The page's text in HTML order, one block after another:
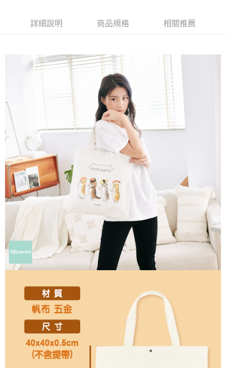
２．便利：只要手機號碼，簡訊認證，即可結帳。
１．於結帳方式選擇「AFTEE先享後付」後，將跳轉至「AFTEE先享後付」
結帳頁面，進行簡訊認證並確認金額後，即可完成結帳。
２．訂單成立數日內，您將收到繳費通知簡訊。
３．收到繳費通知簡訊後14天內，點擊此簡訊中的連結，可透過四大超商／
ATM／網路銀行／等多元方式進行付款，方視為交易完成。
※ 請注意：結帳手續完成當下不需立刻繳費，但若您需要取消訂單，請聯絡
購買商品的店家。未經商家同意取消之訂單仍視為有效，需透過AFTEE先享
後付繳納相關費用。
※ 交易是否成功請以「AFTEE先享後付 」之結帳頁面顯示為準，若有關於
是否繳費成功／繳費後需取消欲退款等相關疑問，請聯繫「AFTEE先享後付
客戶支援中心」
https://netprotections.freshdesk.com/support/home
【注意事項】
１．透過由恩沛科技股份有限公司提供之「AFTEE先享後付」服務完成之交
易，需依本服務之必要範圍內提供個人資料，並將交易相關給付款項請求債
權轉讓予恩沛科技股份有限公司。
２．關於個人資料處理事宜，請瀏覽以下網址：
https://aftee.tw/terms/#terms3
３．未成年的使用者請事先徵得法定代理人或監護人之同意方可使用
「AFTEE先享後付」，若未經同意申辦者引起之損失，本公司不負相關責
任。
４．使用「AFTEE先享後付」時，將依據個別帳號之用戶狀況，依本公司即
時審查核予不同之上限額度；若仍有額度不足之情形，本公司將視審查結果
請求用戶進行身份認證。
付款後全家取貨
每筆NT$60，滿NT$499(含以上)免運費
每筆NT$60，滿NT$499(含以上)免運費
付款後7-11取貨
每筆NT$60，滿NT$499(含以上)免運費
宅配
每筆NT$120，滿NT$499(含以上)免運費
海外宅配 查看運費
詳細說明 商品規格 相關推薦